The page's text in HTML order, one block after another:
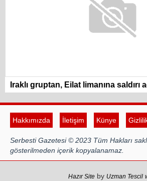
Iraklı gruptan, Eilat limanına saldırı
Hakkımızda İletişim Künye
Serbesti Gazetesi © 2023 Tüm Hakları
gösterilmeden içerik kopyalanamaz.
Hazır Site by Uzman Tescil